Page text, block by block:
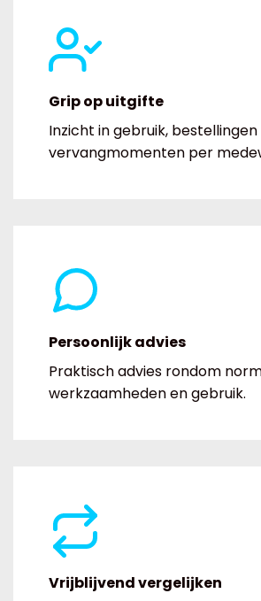
Grip op uitgifte
Inzicht in gebruik, bestellingen
vervangmomenten per
Persoonlijk advies
Praktisch advies rondom
werkzaamheden en gebruik.
Vrijblijvend vergelijken